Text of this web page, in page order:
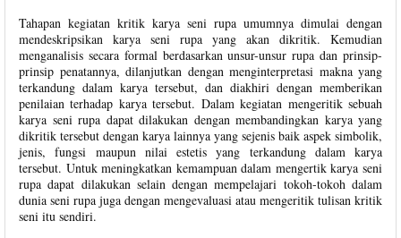
Tahapan kegiatan kritik karya seni rupa umumnya dimulai dengan
mendeskripsikan karya seni rupa yang akan dikritik. Kemudian
menganalisis secara formal berdasarkan unsur-unsur rupa dan prinsip-
prinsip penatannya, dilanjutkan dengan menginterpretasi makna yang
terkandung dalam karya tersebut, dan diakhiri dengan memberikan
penilaian terhadap karya tersebut. Dalam kegiatan mengeritik sebuah
karya seni rupa dapat dilakukan dengan membandingkan karya yang
dikritik tersebut dengan karya lainnya yang sejenis baik aspek simbolik,
jenis, fungsi maupun nilai estetis yang terkandung dalam karya
tersebut. Untuk meningkatkan kemampuan dalam mengertik karya seni
rupa dapat dilakukan selain dengan mempelajari tokoh-tokoh dalam
dunia seni rupa juga dengan mengevaluasi atau mengeritik tulisan kritik
seni itu sendiri.